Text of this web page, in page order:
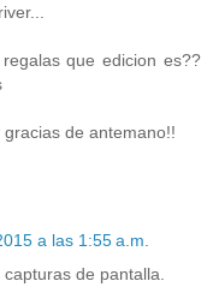
que edicion es??
de antemano!!
a las 1:55 a.m.
de pantalla.